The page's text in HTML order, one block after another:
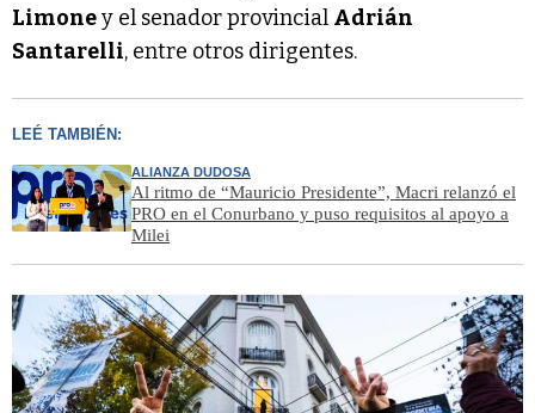
Limoney el senador provincial Adrián
Santarelli, entre otros dirigentes.
LEÉ TAMBIÉN:
ALIANZA DUDOSA
Al ritmo de “Mauricio Presidente”, Macri relanzó el
PRO en el Conurbano y puso requisitos al apoyo a
Milei